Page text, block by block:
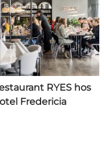
RYES hos
Fredericia